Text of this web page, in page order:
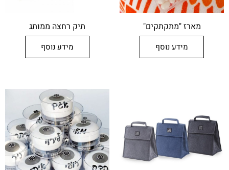
מארז "מתקתקים"
מידע נוסף
תיק רחצה ממותג
מידע נוסף